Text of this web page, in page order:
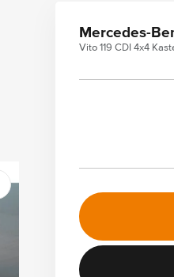
Mercedes-
Vito 119 CDI 4x4